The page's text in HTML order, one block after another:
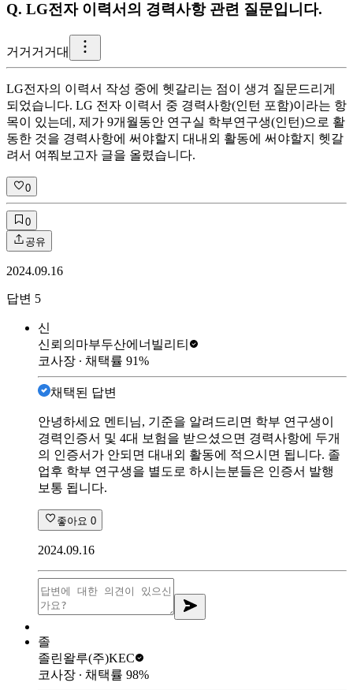
Q. LG전자 이력서의 경력사항 관련 질문입니다.
거 거거거대
LG전자의 이력서 작성 중에 헷갈리는 점이 생겨 질문드리게
되었습니다. LG 전자 이력서 중 경력사항(인턴 포함)이라는 항
목이 있는데, 제가 9개월동안 연구실 학부연구생(인턴)으로 활
동한 것을 경력사항에 써야할지 대내외 활동에 써야할지 헷갈
려서 여쭤보고자 글을 올렸습니다.
0
0
공유
2024.09.16
답변 5
신
신뢰의마부두산에너빌리티
코사장 ∙ 채택률 91%
채택된 답변
안녕하세요 멘티님, 기준을 알려드리면 학부 연구생이
경력인증서 및 4대 보험을 받으셨으면 경력사항에 두개
의 인증서가 안되면 대내외 활동에 적으시면 됩니다. 졸
업후 학부 연구생을 별도로 하시는분들은 인증서 발행
보통 됩니다.
좋아요 0
2024.09.16
졸
졸린왈루(주)KEC
코사장 ∙ 채택률 98%